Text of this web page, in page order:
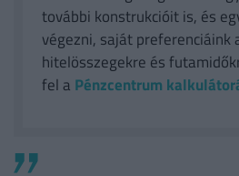
további konstrukcióit is, és
végezni, saját preferenciáink
hitelösszegekre és
fel a Pénzcentrum